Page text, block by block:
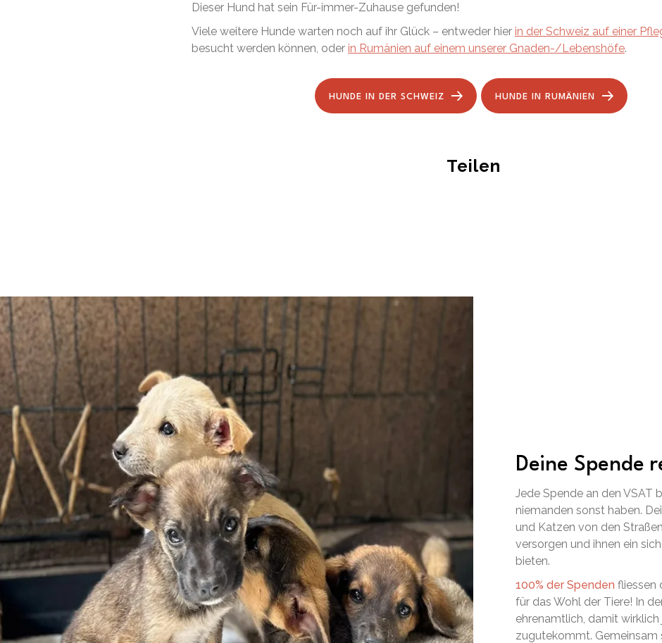
Dieser Hund hat sein Für-immer-Zuhause gefunden!
Viele weitere Hunde warten noch auf ihr Glück – entweder hier in der Schweiz auf einer
besucht werden können, oder in Rumänien auf einem unserer Gnaden-/Lebenshöfe.
HUNDE IN DER SCHWEIZ HUNDE IN RUMÄNIEN
Teilen
Deine Spende
Jede Spende an den VSAT
niemanden sonst haben.
und Katzen von den
versorgen und ihnen ein
bieten.
100% der Spenden fliessen
für das Wohl der Tiere! In
ehrenamtlich, damit
zugutekommt. Gemeinsam